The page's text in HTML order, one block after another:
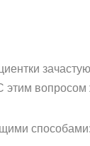
способами: